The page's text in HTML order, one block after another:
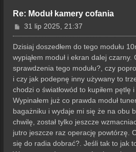
Re: Moduł kamery cofania
P
o
s
31 lip 2025, 21:37
Dzisiaj doszedłem do tego modułu
wypiąłem moduł i ekran dalej czarny.
sprawdzenia tego modułu?, czy
i czy jak podepnę inny używany to
chodzi o światłowód to kupiłem pętlę
Wypinałem już co prawda moduł
bagażniku i wydaje mi się że na obu
chwilę, został tylko jeszcze
jutro jeszcze raz operację powtórzę.
się do radia dobrać?. Jeśli tak to jak